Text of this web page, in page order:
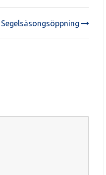
Segelsäsongsöppning